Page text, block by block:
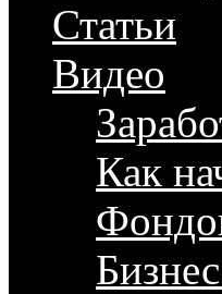
Статьи
Видео
Как